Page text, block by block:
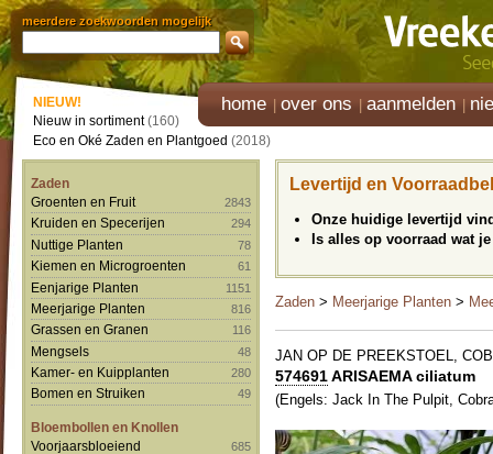
meerdere zoekwoorden mogelijk
home over ons aanmelden
NIEUW!
Nieuw in sortiment(160)
Eco en Oké Zaden en Plantgoed (2018)
Zaden
Groenten en Fruit
2843
Kruiden en Specerijen 294
Nuttige Planten 78
Kiemen en Microgroenten 61
Eenjarige Planten 1151
Meerjarige Planten 816
Grassen en Granen 116
Mengsels 48
Kamer- en Kuipplanten 280
Bomen en Struiken 49
Bloembollen en Knollen
Voorjaarsbloeiend
685
Levertijd en
Onze huidige levertijd
Is alles op voorraad wat
Zaden > Meerjarige Planten >
JAN OP DE PREEKSTOEL,
574691ARISAEMA ciliatum
(Engels: Jack In The Pulpit,